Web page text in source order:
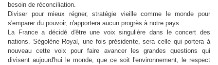
besoin de réconciliation.
Diviser pour mieux régner, stratégie vieille comme le monde pour
s'emparer du pouvoir, n'apportera aucun progrès à notre pays.
La France a décidé d'être une voix singulière dans le concert des
nations. Ségolène Royal, une fois présidente, sera celle qui portera à
nouveau cette voix pour faire avancer les grandes questions qui
divisent aujourd'hui le monde, que ce soit l'environnement, le respect